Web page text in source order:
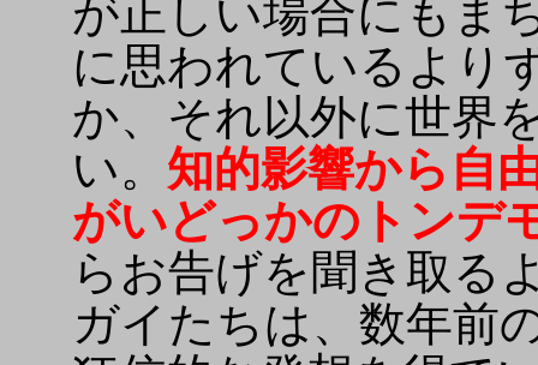
が正しい場合にもま
に思われているより
か、それ以外に世界
い。 知的影響から自
がいどっかのトンデ
らお告げを聞き取る
ガイたちは、数年前